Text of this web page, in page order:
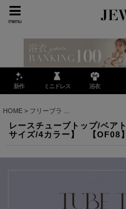
menu
新作 ミニドレス 浴衣
HOME > フリーブラ
レースチューブトップ/ベア
サイズ/4カラー】 【OF08